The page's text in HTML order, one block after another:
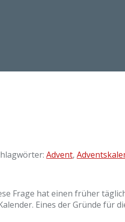
Advent,
Frage hat einen früher
Eines der Gründe für